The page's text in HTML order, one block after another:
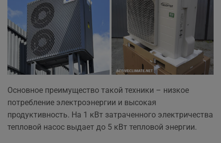
Основное преимущество такой техники – низкое
потребление электроэнергии и высокая
продуктивность. На 1 кВт затраченного электричества
тепловой насос выдает до 5 кВт тепловой энергии.